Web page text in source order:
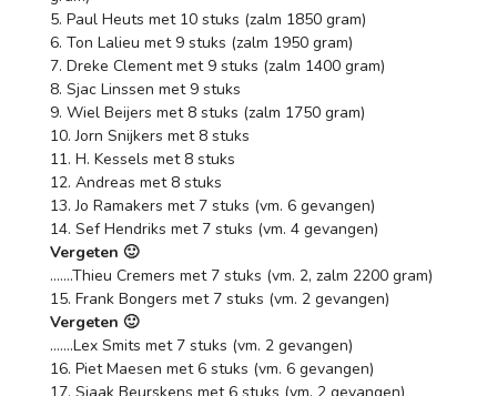
5. Paul Heuts met 10 stuks (zalm 1850 gram)
6. Ton Lalieu met 9 stuks (zalm 1950 gram)
7. Dreke Clement met 9 stuks (zalm 1400 gram)
8. Sjac Linssen met 9 stuks
9. Wiel Beijers met 8 stuks (zalm 1750 gram)
10. Jorn Snijkers met 8 stuks
11. H. Kessels met 8 stuks
12. Andreas met 8 stuks
13. Jo Ramakers met 7 stuks (vm. 6 gevangen)
14. Sef Hendriks met 7 stuks (vm. 4 gevangen)
Vergeten 🙂
…….Thieu Cremers met 7 stuks (vm. 2, zalm 2200 gram)
15. Frank Bongers met 7 stuks (vm. 2 gevangen)
Vergeten 🙂
…….Lex Smits met 7 stuks (vm. 2 gevangen)
16. Piet Maesen met 6 stuks (vm. 6 gevangen)